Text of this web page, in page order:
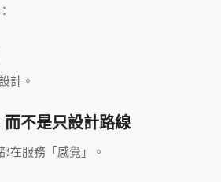
計。
不是只設計路線
在服務「感覺」。